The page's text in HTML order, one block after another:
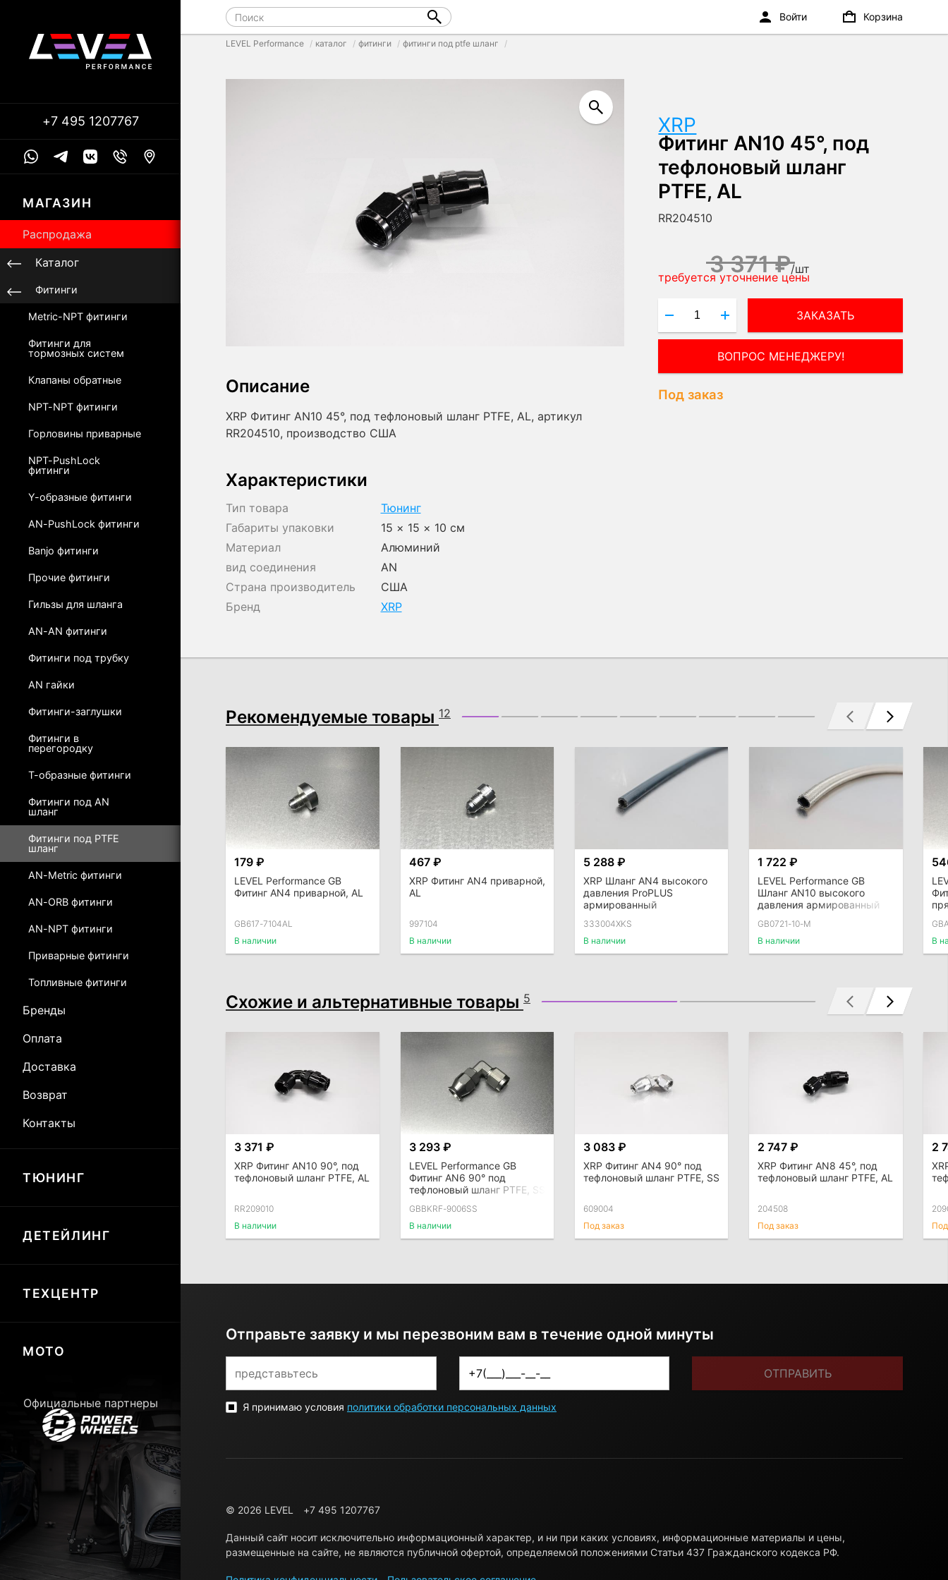
LEVEL Performance каталог фитинги фитинги под ptfe шланг
XRP
Фитинг AN10 45°, под
тефлоновый шланг
PTFE, AL
RR204510
3 371 ₽/шт
требуется уточнение цены
ЗАКАЗАТЬ
ПОЛУЧИТЬ КОНСУЛЬТАЦИЮ
ЭКСПЕРТА!
Под заказ
Описание
XRP Фитинг AN10 45°, под тефлоновый шланг PTFE, AL, артикул
RR204510, производство США
Характеристики
Тип товара
Тюнинг
Габариты упаковки
15 × 15 × 10 см
Материал
Алюминий
вид соединения
AN
Страна производитель
США
Бренд
XRP
Рекомендуемые товары 12
179 ₽
LEVEL Performance GB
Фитинг AN4 приварной, AL
GB617-7104AL
В наличии
467 ₽
XRP Фитинг AN4 приварной,
AL
997104
В наличии
5 288 ₽
XRP Шланг AN4 высокого
давления ProPLUS
армированный
333004XKS
В наличии
1 722 ₽
LEVEL Performance GB
Шланг AN10 высокого
давления армированный
GB0721-10-M
В наличии
В
Схожие и альтернативные товары 5
3 371 ₽
XRP Фитинг AN10 90°, под
тефлоновый шланг PTFE, AL
RR209010
В наличии
3 293 ₽
LEVEL Performance GB
Фитинг AN6 90° под
тефлоновый шланг PTFE, SS
GBBKRF-9006SS
В наличии
3 083 ₽
XRP Фитинг AN4 90° под
тефлоновый шланг PTFE, SS
609004
Под заказ
2 747 ₽
XRP Фитинг AN8 45°, под
тефлоновый шланг PTFE, AL
204508
Под заказ
2
Отправьте заявку и мы перезвоним вам в течение одной минуты
ОТПРАВИТЬ
Я принимаю условия политики обработки персональных данных
© 2026 LEVEL +7 495 1207767
Данный сайт носит исключительно информационный характер, и ни при каких условиях, информационные материалы и цены,
размещенные на сайте, не являются публичной офертой, определяемой положениями Статьи 437 Гражданского кодекса РФ.
+7 495 1207767
МАГАЗИН
Распродажа
Каталог
Фитинги
Metric-NPT фитинги
Фитинги для
тормозных систем
Клапаны обратные
NPT-NPT фитинги
Горловины приварные
NPT-PushLock
фитинги
Y-образные фитинги
AN-PushLock фитинги
Banjo фитинги
Прочие фитинги
Гильзы для шланга
AN-AN фитинги
Фитинги под трубку
AN гайки
Фитинги-заглушки
Фитинги в
перегородку
Т-образные фитинги
Фитинги под AN
шланг
Фитинги под PTFE
шланг
AN-Metric фитинги
AN-ORB фитинги
AN-NPT фитинги
Приварные фитинги
Топливные фитинги
Бренды
Оплата
Доставка
Возврат
Контакты
ТЮНИНГ
ДЕТЕЙЛИНГ
ТЕХЦЕНТР
МОТО
Официальные партнеры
Войти Корзина